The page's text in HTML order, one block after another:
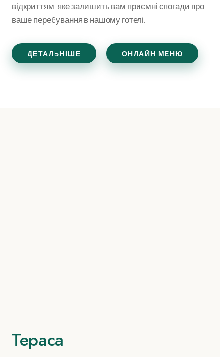
відкриттям, яке залишить вам приємні спогади про
ваше перебування в нашому готелі.
ДЕТАЛЬНІШЕ ОНЛАЙН МЕНЮ
Тераса